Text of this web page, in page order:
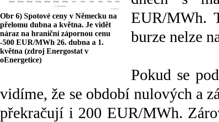
Obr 6) Spotové ceny v Německu na
přelomu dubna a května. Je vidět
náraz na hraniční zápornou cenu
-500 EUR/MWh 26. dubna a 1.
května (zdroj Energostat v
oEnergetice)
EUR/MWh.
burze nelze
Pokud se
vidíme, že se období nulových a
překračují i 200 EUR/MWh.